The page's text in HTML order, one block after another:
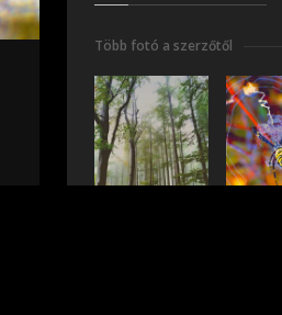
Több fotó a szerzőtől